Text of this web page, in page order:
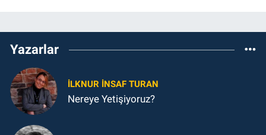
Yazarlar
İLKNUR İNSAF TURAN
Nereye Yetişiyoruz?